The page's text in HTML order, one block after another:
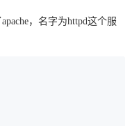
，名字为httpd这个服